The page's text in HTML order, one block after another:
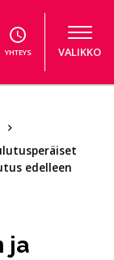
YHTEYS VALIKKO
edelleen
ja